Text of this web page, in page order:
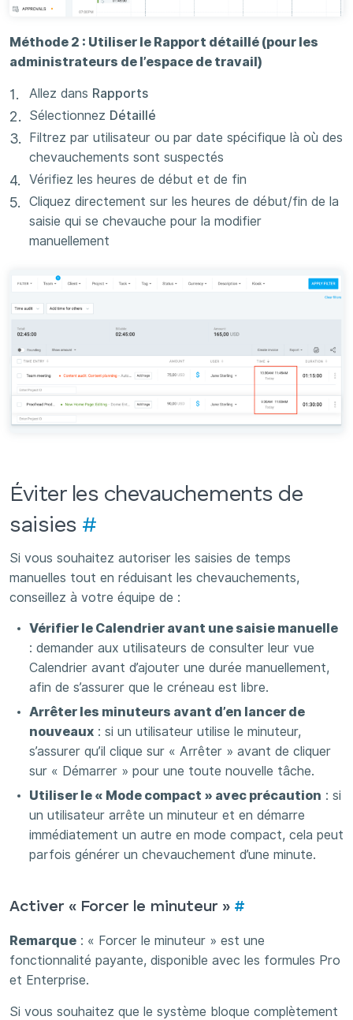
Méthode 2 : Utiliser le Rapport détaillé (pour les
administrateurs de l’espace de travail)
Allez dans Rapports
Sélectionnez Détaillé
Filtrez par utilisateur ou par date spécifique là où des
chevauchements sont suspectés
Vérifiez les heures de début et de fin
Cliquez directement sur les heures de début/fin de la
saisie qui se chevauche pour la modifier
manuellement
Éviter les chevauchements de
saisies #
Si vous souhaitez autoriser les saisies de temps
manuelles tout en réduisant les chevauchements,
conseillez à votre équipe de :
Vérifier le Calendrier avant une saisie manuelle
: demander aux utilisateurs de consulter leur vue
Calendrier avant d’ajouter une durée manuellement,
afin de s’assurer que le créneau est libre.
Arrêter les minuteurs avant d’en lancer de
nouveaux : si un utilisateur utilise le minuteur,
s’assurer qu’il clique sur « Arrêter » avant de cliquer
sur « Démarrer » pour une toute nouvelle tâche.
Utiliser le « Mode compact » avec précaution : si
un utilisateur arrête un minuteur et en démarre
immédiatement un autre en mode compact, cela peut
parfois générer un chevauchement d’une minute.
Activer « Forcer le minuteur » #
Remarque : « Forcer le minuteur » est une
fonctionnalité payante, disponible avec les formules Pro
et Enterprise.
Si vous souhaitez que le système bloque complètement